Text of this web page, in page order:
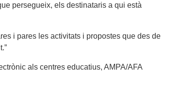
persegueix, els destinataris a qui està
i pares les activitats i propostes que des de
als centres educatius, AMPA/AFA